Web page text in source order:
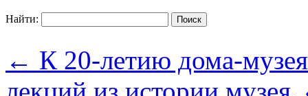
Найти:
← К 20-летию дома-